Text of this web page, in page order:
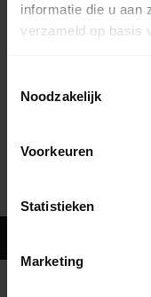
informatie die u aan
verzameld op basis
Noodzakelijk
Voorkeuren
Statistieken
Marketing